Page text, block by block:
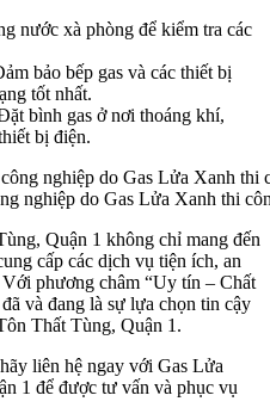
nước xà phòng để kiểm tra các
bảo bếp gas và các thiết bị
tốt nhất.
bình gas ở nơi thoáng khí,
bị điện.
nghiệp do Gas Lửa Xanh thi
Quận 1 không chỉ mang đến
cấp các dịch vụ tiện ích, an
phương châm “Uy tín – Chất
và đang là sự lựa chọn tin cậy
Thất Tùng, Quận 1.
liên hệ ngay với Gas Lửa
1 để được tư vấn và phục vụ